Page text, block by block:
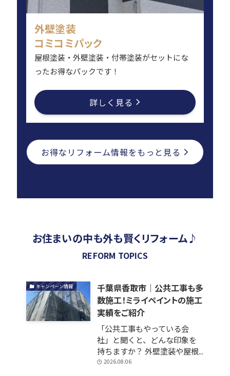
外壁塗装
コミコミパック
屋根塗装・外壁塗装・付帯塗装がセットにな
ったお得なパックです！
詳しく見る
お得なリフォーム情報をもっと見る
お住まいの中も外も賢くリフォーム♪
REFORM TOPICS
キャンペーン情報
千葉県香取市｜公共工事も多
数施工！ミライペイントの施工
実績をご紹介
「公共工事もやっている会
社」と聞くと、どんな印象を
持ちますか？ 外壁塗装や屋根...
2026.08.06